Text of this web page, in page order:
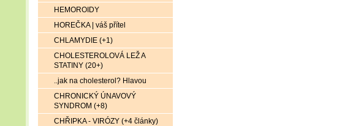
HEMOROIDY
HOREČKA | váš přítel
CHLAMYDIE (+1)
CHOLESTEROLOVÁ LEŽ A
STATINY (20+)
..jak na cholesterol? Hlavou
CHRONICKÝ ÚNAVOVÝ
SYNDROM (+8)
CHŘIPKA - VIRÓZY (+4 články)